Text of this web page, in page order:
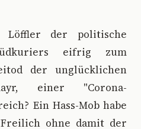
der politische
eifrig zum
der unglücklichen
einer "Corona-
Ein Hass-Mob habe
ohne damit der